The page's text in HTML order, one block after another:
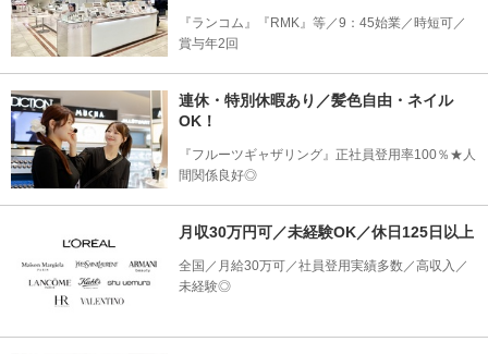
『ランコム』『RMK』等／9：45始業／時短可／
賞与年2回
連休・特別休暇あり／髪色自由・ネイル
OK！
『フルーツギャザリング』正社員登用率100％★人
間関係良好◎
月収30万円可／未経験OK／休日125日以上
全国／月給30万可／社員登用実績多数／高収入／
未経験◎